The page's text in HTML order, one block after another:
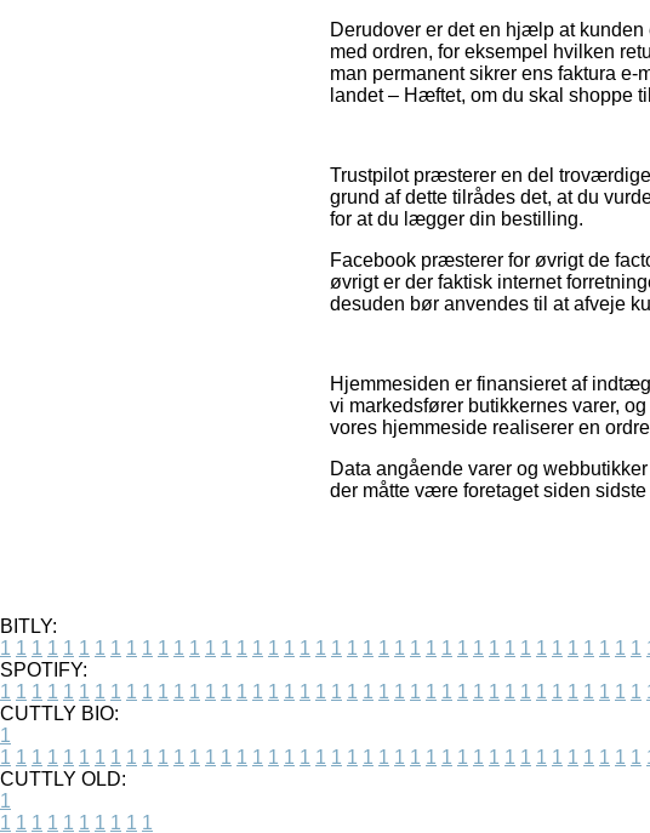
Derudover er det en hjælp at
med ordren, for eksempel hvilken
man permanent sikrer ens faktura
landet – Hæftet, om du skal shoppe
Trustpilot præsterer en del
grund af dette tilrådes det, at du
for at du lægger din bestilling.
Facebook præsterer for øvrigt de
øvrigt er der faktisk internet
desuden bør anvendes til at afveje
Hjemmesiden er finansieret af
vi markedsfører butikkernes varer,
vores hjemmeside realiserer en
Data angående varer og
der måtte være foretaget siden
BITLY:
1 1 1 1 1 1 1 1 1 1 1 1 1 1 1 1 1 1 1 1 1 1 1 1 1 1 1 1 1 1 1 1 1 1 1 1 1 1 1 1 1
SPOTIFY:
1 1 1 1 1 1 1 1 1 1 1 1 1 1 1 1 1 1 1 1 1 1 1 1 1 1 1 1 1 1 1 1 1 1 1 1 1 1 1 1 1
CUTTLY BIO:
1
1 1 1 1 1 1 1 1 1 1 1 1 1 1 1 1 1 1 1 1 1 1 1 1 1 1 1 1 1 1 1 1 1 1 1 1 1 1 1 1 1
CUTTLY OLD:
1
1 1 1 1 1 1 1 1 1 1